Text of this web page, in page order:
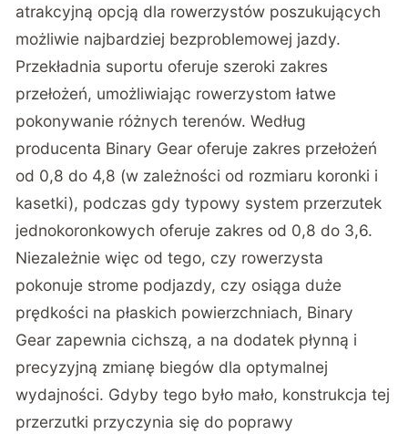
atrakcyjną opcją dla rowerzystów poszukujących
możliwie najbardziej bezproblemowej jazdy.
Przekładnia suportu oferuje szeroki zakres
przełożeń, umożliwiając rowerzystom łatwe
pokonywanie różnych terenów. Według
producenta Binary Gear oferuje zakres przełożeń
od 0,8 do 4,8 (w zależności od rozmiaru koronki i
kasetki), podczas gdy typowy system przerzutek
jednokoronkowych oferuje zakres od 0,8 do 3,6.
Niezależnie więc od tego, czy rowerzysta
pokonuje strome podjazdy, czy osiąga duże
prędkości na płaskich powierzchniach, Binary
Gear zapewnia cichszą, a na dodatek płynną i
precyzyjną zmianę biegów dla optymalnej
wydajności. Gdyby tego było mało, konstrukcja tej
przerzutki przyczynia się do poprawy